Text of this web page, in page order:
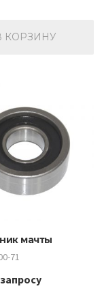
КОРЗИНУ
мачты
71